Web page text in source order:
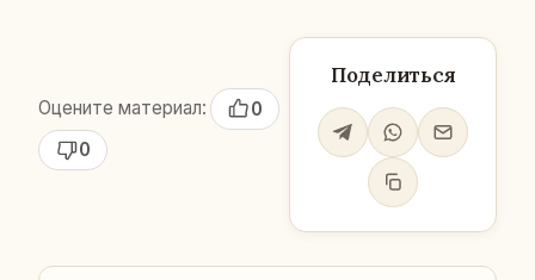
Оцените материал:
0
0
Поделиться